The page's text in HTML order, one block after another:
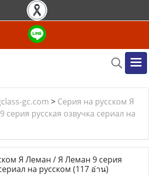
gc.com > Серия на русском Я
русская озвучка сериал на
Я Леман / Я Леман 9 серия
на русском (117 อ่าน)